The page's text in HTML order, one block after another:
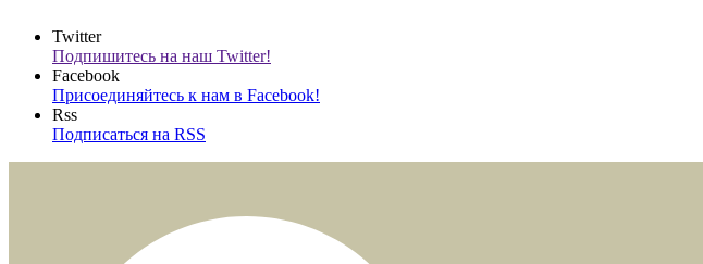
Twitter
Подпишитесь на наш Twitter!
Facebook
Присоединяйтесь к нам в Facebook!
Rss
Подписаться на RSS